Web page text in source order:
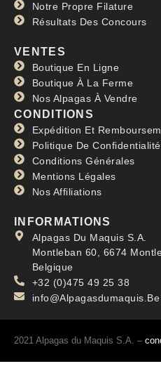
Notre Propre Filature
Résultats Des Concours
VENTES
Boutique En Ligne
Boutique À La Ferme
Nos Alpagas À Vendre
CONDITIONS
Expédition Et
Politique De Confidentialité
Conditions Générales
Mentions Légales
Nos Affiliations
INFORMATIONS
Alpagas Du Maquis S.A.
Montleban 60, 6674
Belgique
+32 (0)475 49 25 38
info@Alpagasdumaquis.Be
2021 Alpagas du Maquis S.A. –